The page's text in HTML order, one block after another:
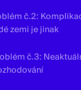
č.2:
zemi je jinak
č.3: